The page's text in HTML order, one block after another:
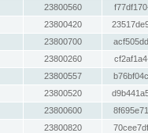
23800560
23800420
23800700
23800260
23800557
23800520
23800600
23800820